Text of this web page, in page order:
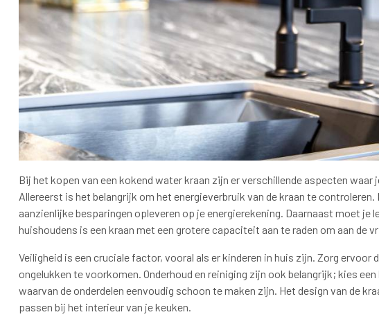
Bij het kopen van een kokend water kraan zijn er verschillende aspecten
Allereerst is het belangrijk om het energieverbruik van de kraan te
aanzienlijke besparingen opleveren op je energierekening. Daarnaast moet
huishoudens is een kraan met een grotere capaciteit aan te raden om aan de
Veiligheid is een cruciale factor, vooral als er kinderen in huis zijn. Zorg ervoor
ongelukken te voorkomen. Onderhoud en reiniging zijn ook belangrijk; kies
waarvan de onderdelen eenvoudig schoon te maken zijn. Het design van de
passen bij het interieur van je keuken.